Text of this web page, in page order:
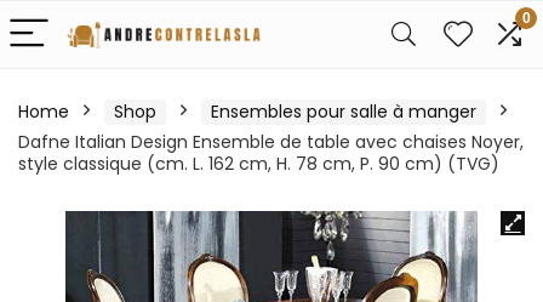
0
Home Shop
Ensembles pour salle à manger
Dafne Italian Design Ensemble de table avec chaises Noyer,
style classique (cm. L. 162 cm, H. 78 cm, P. 90 cm) (TVG)